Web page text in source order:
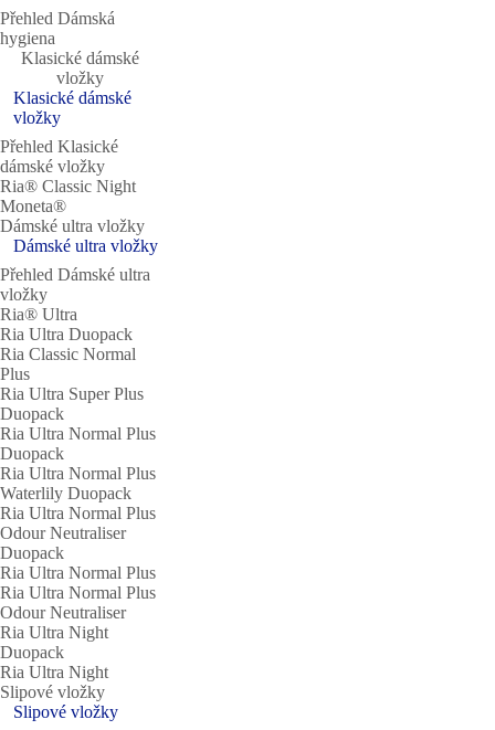
Přehled Dámská
hygiena
Klasické dámské
vložky
Klasické dámské
vložky
Přehled Klasické
dámské vložky
Ria® Classic Night
Moneta®
Dámské ultra vložky
Dámské ultra vložky
Přehled Dámské ultra
vložky
Ria® Ultra
Ria Ultra Duopack
Ria Classic Normal
Plus
Ria Ultra Super Plus
Duopack
Ria Ultra Normal Plus
Duopack
Ria Ultra Normal Plus
Waterlily Duopack
Ria Ultra Normal Plus
Odour Neutraliser
Duopack
Ria Ultra Normal Plus
Ria Ultra Normal Plus
Odour Neutraliser
Ria Ultra Night
Duopack
Ria Ultra Night
Slipové vložky
Slipové vložky